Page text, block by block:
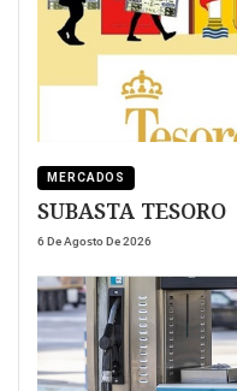
MERCADOS
SUBASTA TESORO
6 De Agosto De 2026